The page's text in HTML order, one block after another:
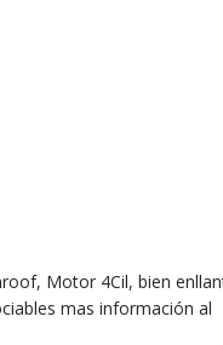
Motor 4Cil, bien
mas información al